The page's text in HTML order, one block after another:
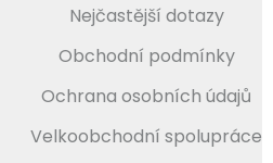
Nejčastější dotazy
Obchodní podmínky
Ochrana osobních údajů
Velkoobchodní spolupráce